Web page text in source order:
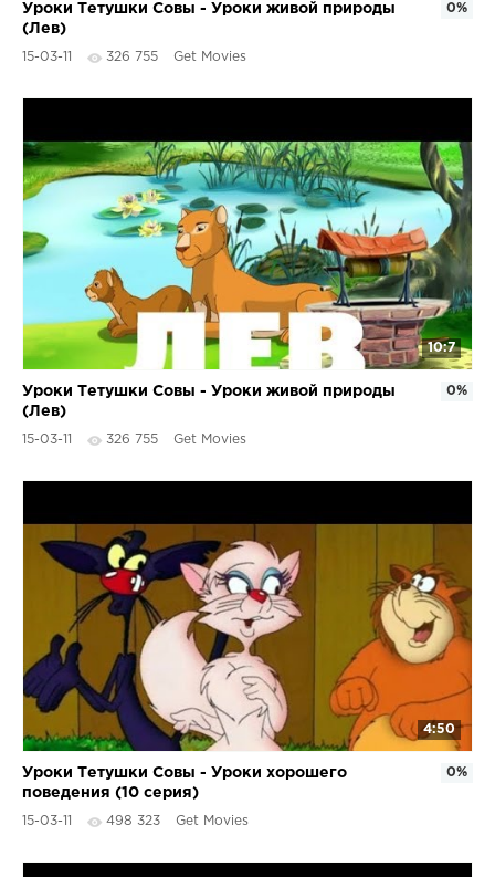
Уроки Тетушки Совы - Уроки живой природы
(Лев)
15-03-11 326 755 Get Movies
0%
10:7
Уроки Тетушки Совы - Уроки живой природы
(Лев)
15-03-11 326 755 Get Movies
0%
4:50
Уроки Тетушки Совы - Уроки хорошего
поведения (10 серия)
15-03-11 498 323 Get Movies
0%